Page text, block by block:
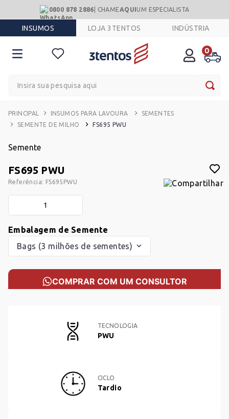
0800 878 2886 | CHAME AQUIUM ESPECIALISTA
INSUMOS LOJA 3TENTOS INDÚSTRIA
0
INSUMOS PARA LAVOURA
SEMENTES
SEMENTE DE MILHO
FS695 PWU
Semente
FS695 PWU
Referência: FS695PWU
Embalagem de Semente
Bags (3 milhões de sementes)
COMPRAR COM UM CONSULTOR
TECNOLOGIA
PWU
CICLO
Tardio